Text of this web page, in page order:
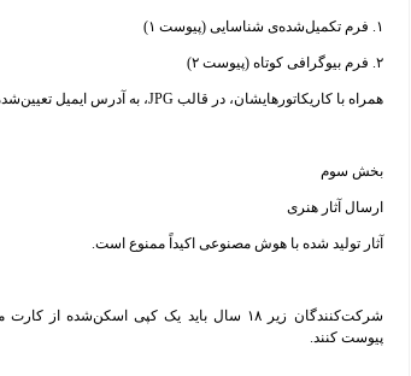
۱. فرم تکمیل‌شده‌ی شناسایی (پیوست ۱)
۲. فرم بیوگرافی کوتاه (پیوست ۲)
همراه با کاریکاتورهایشان، در قالب JPG، به آدرس ایمیل تعیین‌شده.
بخش سوم
ارسال آثار هنری
آثار تولید شده با هوش مصنوعی اکیداً ممنوع است.
پیوست کنند.